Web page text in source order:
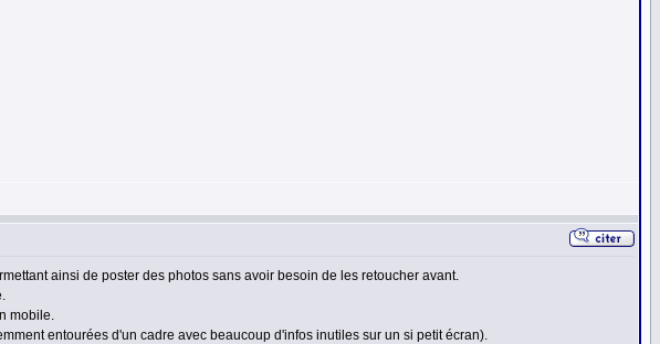
ainsi de poster des photos sans avoir besoin de les retoucher avant.
mobile.
entourées d'un cadre avec beaucoup d'infos inutiles sur un si petit écran).